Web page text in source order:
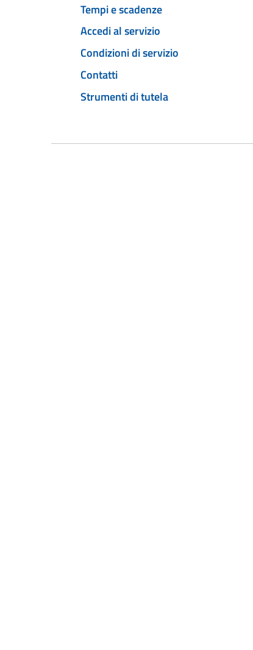
Tempi e scadenze
Accedi al servizio
Condizioni di servizio
Contatti
Strumenti di tutela